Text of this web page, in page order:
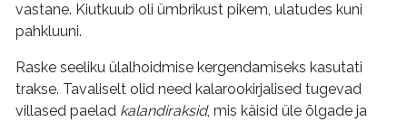
vastane. Kiutkuub oli ümbrikust pikem, ulatudes kuni
pahkluuni.
Raske seeliku ülalhoidmise kergendamiseks kasutati
trakse. Tavaliselt olid need kalarookirjalised tugevad
villased paelad kalandiraksid, mis käisid üle õlgade ja